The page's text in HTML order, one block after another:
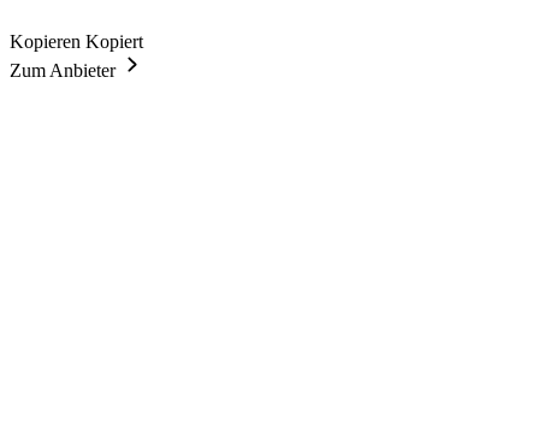
Kopieren Kopiert
Zum Anbieter